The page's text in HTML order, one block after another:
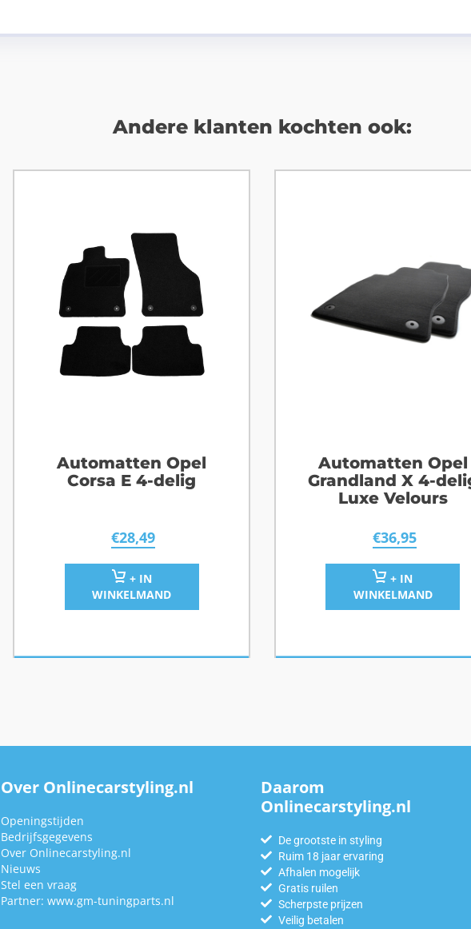
Andere klanten kochten ook:
Automatten Opel
Corsa E 4-delig
€28,49
+ IN
WINKELMAND
Automatten Opel
Grandland X 4-
Luxe Velours
€36,95
+ IN
WINKELMAND
Over Onlinecarstyling.nl
Openingstijden
Bedrijfsgegevens
Over Onlinecarstyling.nl
Nieuws
Stel een vraag
Partner: www.gm-tuningparts.nl
Daarom
Onlinecarstyling.nl
De grootste in styling
Ruim 18 jaar ervaring
Afhalen mogelijk
Gratis ruilen
Scherpste prijzen
Veilig betalen